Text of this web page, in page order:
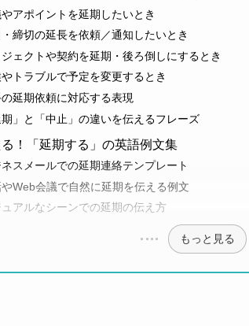
アポイントを延期したいとき
締切の延長を依頼／通知したいとき
ェクトや契約を延期・後ろ倒しにするとき
トラブルで予定を変更するとき
延期依頼に対応する表現
期」と「中止」の違いを伝えるフレーズ
！「延期する」の英語例文集
ネスメールでの延期連絡テンプレート
Web会議で自然に延期を伝える例文
ュアルなシーンでの延期の伝え方
もっと見る